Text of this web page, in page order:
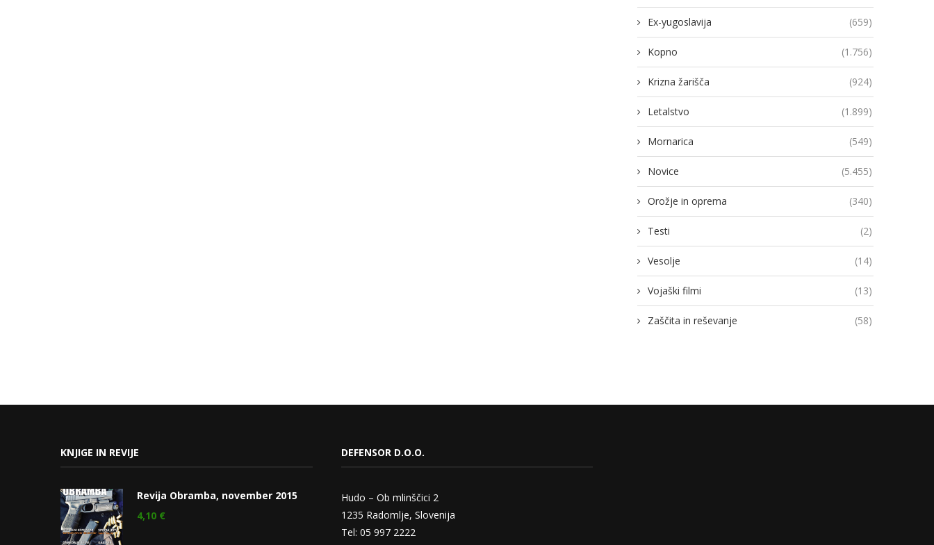
Ex-yugoslavija (659)
Kopno (1.756)
Krizna žarišča (924)
Letalstvo (1.899)
Mornarica (549)
Novice (5.455)
Orožje in oprema (340)
Testi (2)
Vesolje (14)
Vojaški filmi (13)
Zaščita in reševanje (58)
KNJIGE IN REVIJE
Revija Obramba, november 2015
4,10 €
DEFENSOR D.O.O.
Hudo – Ob mlinščici 2
1235 Radomlje, Slovenija
Tel: 05 997 2222